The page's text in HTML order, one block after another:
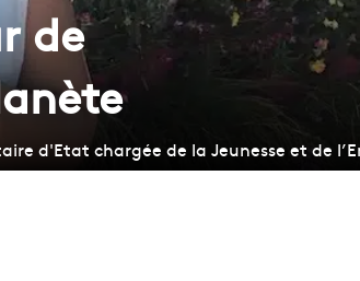
de
d'Etat chargée de la Jeunesse et de